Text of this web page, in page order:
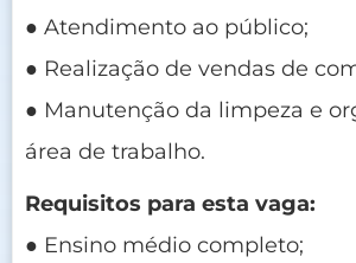
● Atendimento ao público;
● Realização de vendas de
● Manutenção da limpeza e
área de trabalho.
Requisitos para esta vaga:
● Ensino médio completo;